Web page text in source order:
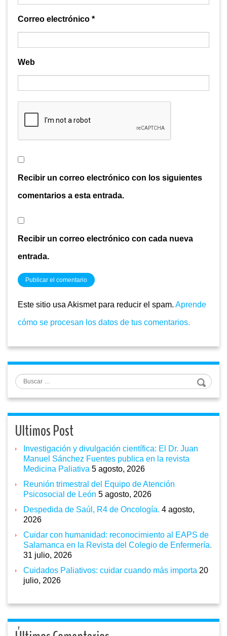
Correo electrónico *
Web
Recibir un correo electrónico con los siguientes
comentarios a esta entrada.
Recibir un correo electrónico con cada nueva
entrada.
Este sitio usa Akismet para reducir el spam. Aprende
cómo se procesan los datos de tus comentarios.
Buscar
Ultimos Post
Investigación y divulgación científica: El Dr. Juan
Manuel Sánchez Fuentes publica en la revista
Medicina Paliativa 5 agosto, 2026
Reunión trimestral del Equipo de Atención
Psicosocial de León 5 agosto, 2026
Despedida de Saúl, R4 de Oncología. 4 agosto,
2026
Cuidar con humanidad: reconocimiento al EAPS de
Salamanca en la Revista del Colegio de Enfermería.
31 julio, 2026
Cuidados Paliativos: cuidar cuando más importa 20
julio, 2026